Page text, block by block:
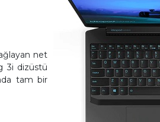
net
3i dizüstü
tam bir